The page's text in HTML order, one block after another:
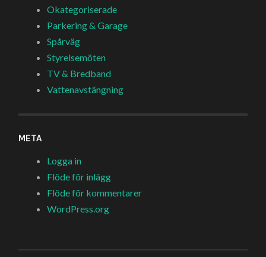
Okategoriserade
Parkering & Garage
Spårväg
Styrelsemöten
TV & Bredband
Vattenavstängning
META
Logga in
Flöde för inlägg
Flöde för kommentarer
WordPress.org